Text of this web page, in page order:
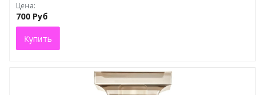
Цена:
700 Руб
Купить